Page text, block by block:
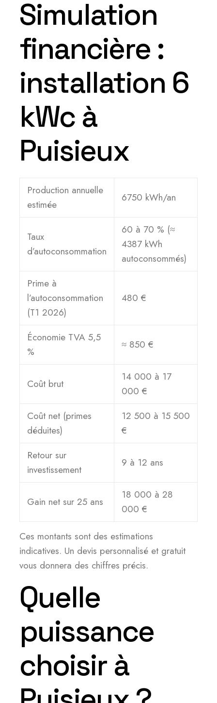
Simulation
financière :
installation 6
kWc à
Puisieux
Production annuelle
estimée
6750 kWh/an
Taux
d’autoconsommation
60 à 70 % (≈
4387 kWh
autoconsommés)
Prime à
l’autoconsommation
(T1 2026)
480 €
Économie TVA 5,5
%
≈ 850 €
Coût brut
14 000 à 17
000 €
Coût net (primes
déduites)
12 500 à 15 500
€
Retour sur
investissement
9 à 12 ans
Gain net sur 25 ans
18 000 à 28
000 €
Ces montants sont des estimations
indicatives. Un devis personnalisé et gratuit
vous donnera des chiffres précis.
Quelle
puissance
choisir à